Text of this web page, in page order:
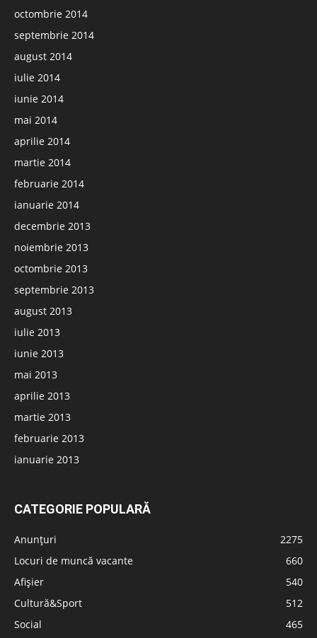
octombrie 2014
septembrie 2014
august 2014
iulie 2014
iunie 2014
mai 2014
aprilie 2014
martie 2014
februarie 2014
ianuarie 2014
decembrie 2013
noiembrie 2013
octombrie 2013
septembrie 2013
august 2013
iulie 2013
iunie 2013
mai 2013
aprilie 2013
martie 2013
februarie 2013
ianuarie 2013
CATEGORIE POPULARĂ
Anunțuri
2275
Locuri de muncă vacante
660
Afișier
540
Cultură&Sport
512
Social
465